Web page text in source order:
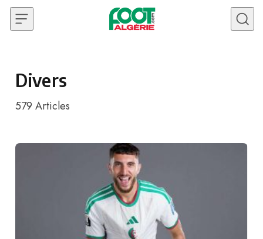
Skip to content
Divers
579 Articles